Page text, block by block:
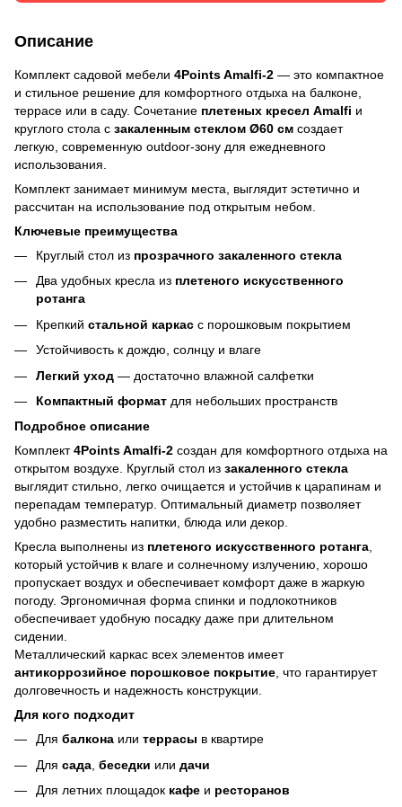
Описание
Комплект садовой мебели 4Points Amalfi-2 — это компактное
и стильное решение для комфортного отдыха на балконе,
террасе или в саду. Сочетание плетеных кресел Amalfi и
круглого стола с закаленным стеклом Ø60 см создает
легкую, современную outdoor-зону для ежедневного
использования.
Комплект занимает минимум места, выглядит эстетично и
рассчитан на использование под открытым небом.
Ключевые преимущества
Круглый стол из прозрачного закаленного стекла
Два удобных кресла из плетеного искусственного
ротанга
Крепкий стальной каркас с порошковым покрытием
Устойчивость к дождю, солнцу и влаге
Легкий уход — достаточно влажной салфетки
Компактный формат для небольших пространств
Подробное описание
Комплект4Points Amalfi-2 создан для комфортного отдыха на
открытом воздухе. Круглый стол из закаленного стекла
выглядит стильно, легко очищается и устойчив к царапинам и
перепадам температур. Оптимальный диаметр позволяет
удобно разместить напитки, блюда или декор.
Кресла выполнены из плетеного искусственного ротанга,
который устойчив к влаге и солнечному излучению, хорошо
пропускает воздух и обеспечивает комфорт даже в жаркую
погоду. Эргономичная форма спинки и подлокотников
обеспечивает удобную посадку даже при длительном
сидении.
Металлический каркас всех элементов имеет
антикоррозийное порошковое покрытие, что гарантирует
долговечность и надежность конструкции.
Для кого подходит
Для балкона или террасы в квартире
Для сада беседки или дачи
Для летних площадок кафе и ресторанов